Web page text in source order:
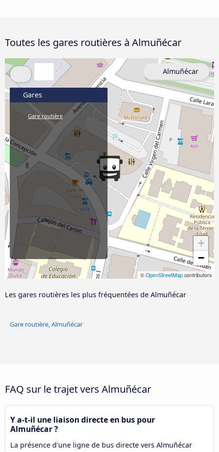
Toutes les gares routières à Almuñécar
+
−
© OpenStreetMap contributors
Gares
Gare routière
Almuñécar
Les gares routières les plus fréquentées de Almuñécar
Gare routière, Almuñécar
FAQ sur le trajet vers Almuñécar
Y a-t-il une liaison directe en bus pour
Almuñécar ?
La présence d'une ligne de bus directe vers Almuñécar